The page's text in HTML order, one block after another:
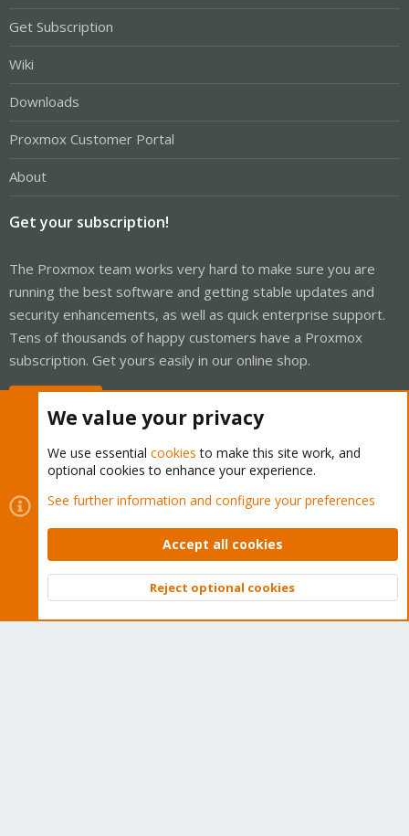
Get Subscription
Wiki
Downloads
Proxmox Customer Portal
About
Get your subscription!
The Proxmox team works very hard to make sure you are
running the best software and getting stable updates and
security enhancements, as well as quick enterprise support.
Tens of thousands of happy customers have a Proxmox
subscription. Get yours easily in our online shop.
Cookies
Proxmox Support Forum - Light Mode
Contact us
Terms and rules Privacy policy Help Home
Community platform by XenForo © 2010-2026 XenForo Ltd.
Top
We value your privacy
We use essential cookies to make this site work, and
optional cookies to enhance your experience.
See further information and configure your preferences
Accept all cookies
Reject optional cookies